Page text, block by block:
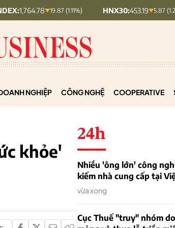
19.87 (1.11%) HNX30: 453.19 5.87 (1.28%)
NGHIỆP CÔNG NGHỆ COOPERATIVE
khỏe'
24h
Nhiều 'ông lớn' công
kiếm nhà cung cấp tại
vừa xong
Cục Thuế "truy" nhóm